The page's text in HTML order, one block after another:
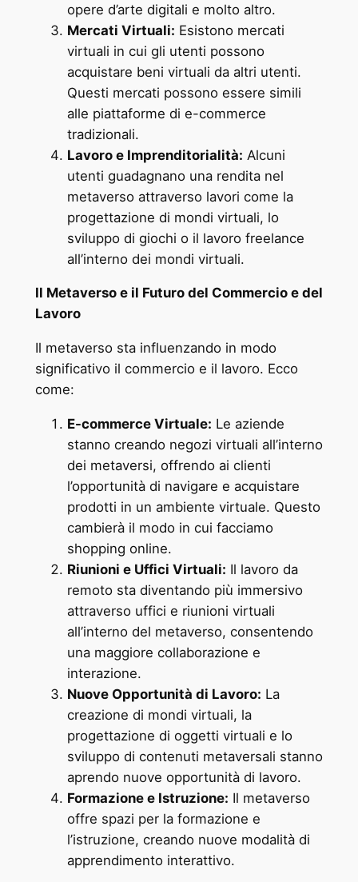
opere d’arte digitali e molto altro.
Mercati Virtuali: Esistono mercati
virtuali in cui gli utenti possono
acquistare beni virtuali da altri utenti.
Questi mercati possono essere simili
alle piattaforme di e-commerce
tradizionali.
Lavoro e Imprenditorialità: Alcuni
utenti guadagnano una rendita nel
metaverso attraverso lavori come la
progettazione di mondi virtuali, lo
sviluppo di giochi o il lavoro freelance
all’interno dei mondi virtuali.
Il Metaverso e il Futuro del Commercio e del
Lavoro
Il metaverso sta influenzando in modo
significativo il commercio e il lavoro. Ecco
come:
E-commerce Virtuale: Le aziende
stanno creando negozi virtuali all’interno
dei metaversi, offrendo ai clienti
l’opportunità di navigare e acquistare
prodotti in un ambiente virtuale. Questo
cambierà il modo in cui facciamo
shopping online.
Riunioni e Uffici Virtuali: Il lavoro da
remoto sta diventando più immersivo
attraverso uffici e riunioni virtuali
all’interno del metaverso, consentendo
una maggiore collaborazione e
interazione.
Nuove Opportunità di Lavoro: La
creazione di mondi virtuali, la
progettazione di oggetti virtuali e lo
sviluppo di contenuti metaversali stanno
aprendo nuove opportunità di lavoro.
Formazione e Istruzione: Il metaverso
offre spazi per la formazione e
l’istruzione, creando nuove modalità di
apprendimento interattivo.